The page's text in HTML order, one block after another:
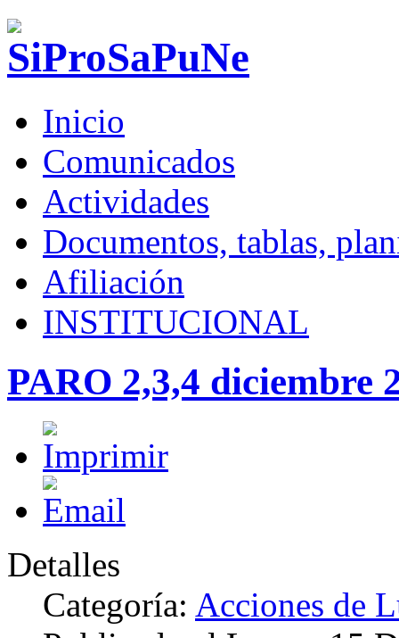
Inicio
Comunicados
Actividades
Documentos, tablas,
Afiliación
INSTITUCIONAL
PARO 2,3,4 diciembre
Detalles
Categoría: Acciones de